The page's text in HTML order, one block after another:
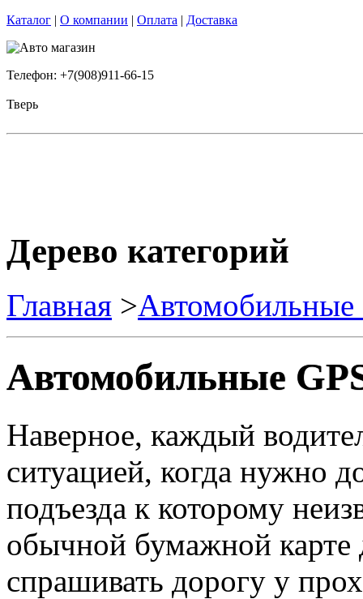
Каталог | О компании | Оплата | Доставка
Телефон: +7(908)911-66-15
Тверь
Дерево категорий
Главная >Автомобильные
Автомобильные
Наверное, каждый
ситуацией, когда нужно
подъезда к которому
обычной бумажной карте
спрашивать дорогу у